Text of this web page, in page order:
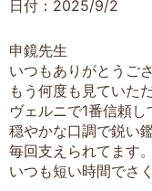
日付：2025/9/2
申鏡先生
いつもありがとうご
もう何度も見ていた
ヴェルニで1番信頼し
穏やかな口調で鋭い
毎回支えられてます。
いつも短い時間でさ